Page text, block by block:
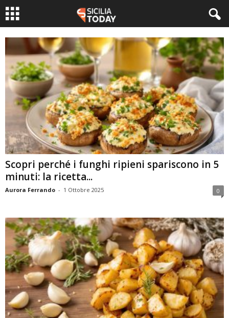
Scopri perché i funghi ripieni spariscono in 5
minuti: la ricetta...
Aurora Ferrando - 1 Ottobre 2025 0